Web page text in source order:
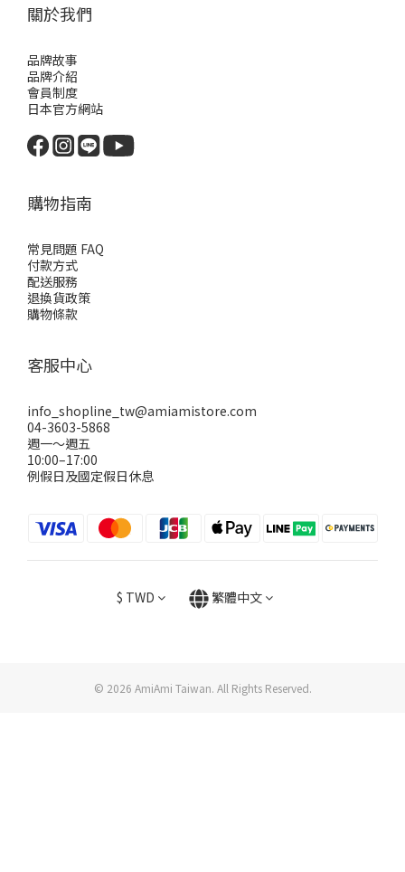
關於我們
品牌故事
品牌介紹
會員制度
日本官方網站
購物指南
常見問題 FAQ
付款方式
配送服務
退換貨政策
購物條款
客服中心
info_shopline_tw@amiamistore.com
04-3603-5868
週一～週五
10:00–17:00
例假日及國定假日休息
$ TWD 繁體中文
© 2026 AmiAmi Taiwan. All Rights Reserved.